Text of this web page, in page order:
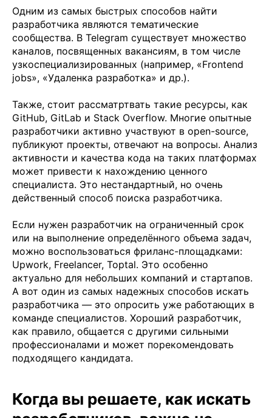
Одним из самых быстрых способов найти
разработчика являются тематические
сообщества. В Telegram существует множество
каналов, посвященных вакансиям, в том числе
узкоспециализированных (например, «Frontend
jobs», «Удаленка разработка» и др.).
Также, стоит рассматртвать такие ресурсы, как
GitHub, GitLab и Stack Overflow. Многие опытные
разработчики активно участвуют в open-source,
публикуют проекты, отвечают на вопросы. Анализ
активности и качества кода на таких платформах
может привести к нахождению ценного
специалиста. Это нестандартный, но очень
действенный способ поиска разработчика.
Если нужен разработчик на ограниченный срок
или на выполнение определённого объема задач,
можно воспользоваться фриланс-площадками:
Upwork, Freelancer, Toptal. Это особенно
актуально для небольших компаний и стартапов.
А вот один из самых надежных способов искать
разработчика — это опросить уже работающих в
команде специалистов. Хороший разработчик,
как правило, общается с другими сильными
профессионалами и может порекомендовать
подходящего кандидата.
Когда вы решаете, как искать